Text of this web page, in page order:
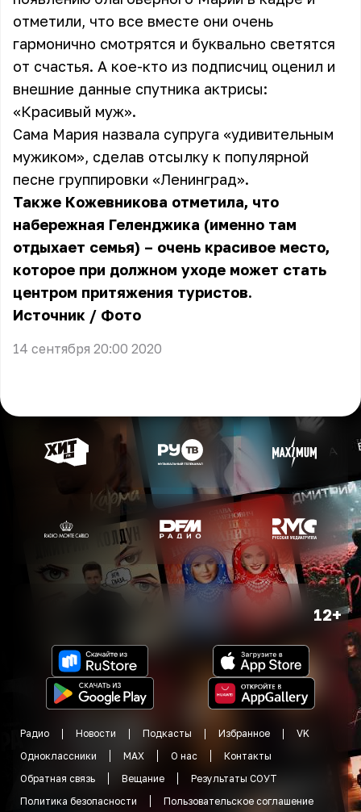
отметили, что все вместе они очень
гармонично смотрятся и буквально светятся
от счастья. А кое-кто из подписчиц оценил и
внешние данные спутника актрисы:
«Красивый муж».
Сама Мария назвала супруга «удивительным
мужиком», сделав отсылку к популярной
песне группировки «Ленинград».
Также Кожевникова отметила, что
набережная Геленджика (именно там
отдыхает семья) – очень красивое место,
которое при должном уходе может стать
центром притяжения туристов.
Источник / Фото
14 сентября 20:00 2020
12+
Радио Новости Подкасты Избранное
VK
Одноклассники
MAX О нас
Контакты
Обратная связь
Вещание
Результаты СОУТ
Политика безопасности
Пользовательское соглашение